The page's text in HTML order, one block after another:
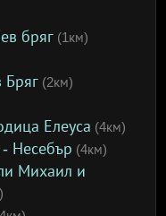
бряг (1км)
Бряг (2км)
Елеуса (4км)
Несебър (4км)
Михаил и